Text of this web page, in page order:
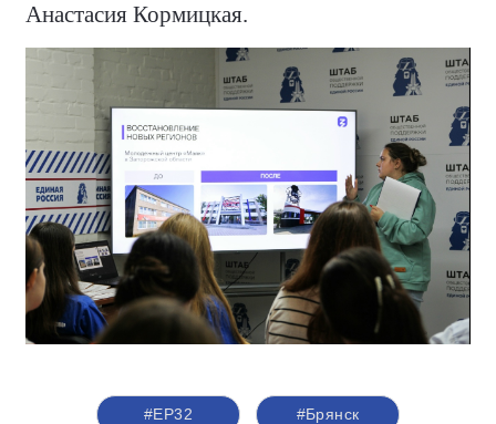
Анастасия Кормицкая.
#ЕР32 #Брянск